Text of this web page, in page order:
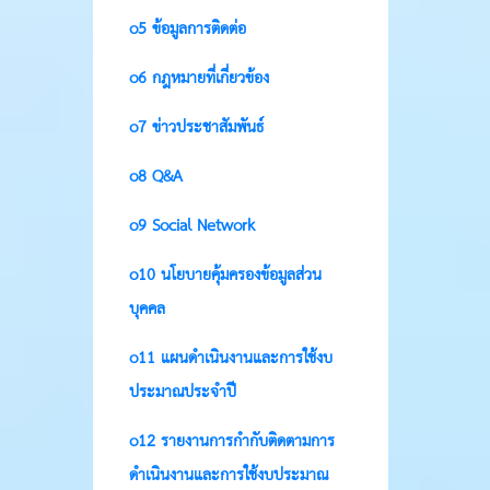
o5 ข้อมูลการติดต่อ
o6 กฎหมายที่เกี่ยวข้อง
o7 ข่าวประชาสัมพันธ์
o8 Q&A
o9 Social Network
o10 นโยบายคุ้มครองข้อมูลส่วน
บุคคล
o11 แผนดำเนินงานและการใช้งบ
ประมาณประจำปี
o12 รายงานการกำกับติดตามการ
ดำเนินงานและการใช้งบประมาณ